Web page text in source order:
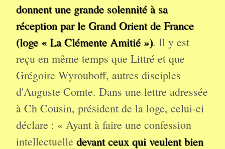
donnent une grande solennité à sa
réception par le Grand Orient de France
(loge « La Clémente Amitié »). Il y est
reçu en même temps que Littré et que
Grégoire Wyrouboff, autres disciples
d'Auguste Comte. Dans une lettre adressée
à Ch Cousin, président de la loge, celui-ci
déclare : « Ayant à faire une confession
intellectuelle devant ceux qui veulent bien